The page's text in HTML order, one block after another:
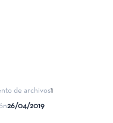
de archivos1
26/04/2019